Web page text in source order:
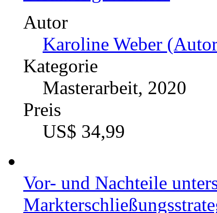
Netzstabilität durch
to-Grid" Konzept
Autor
Paul Stiglmayr
Kategorie
Preis
US$ 45,99